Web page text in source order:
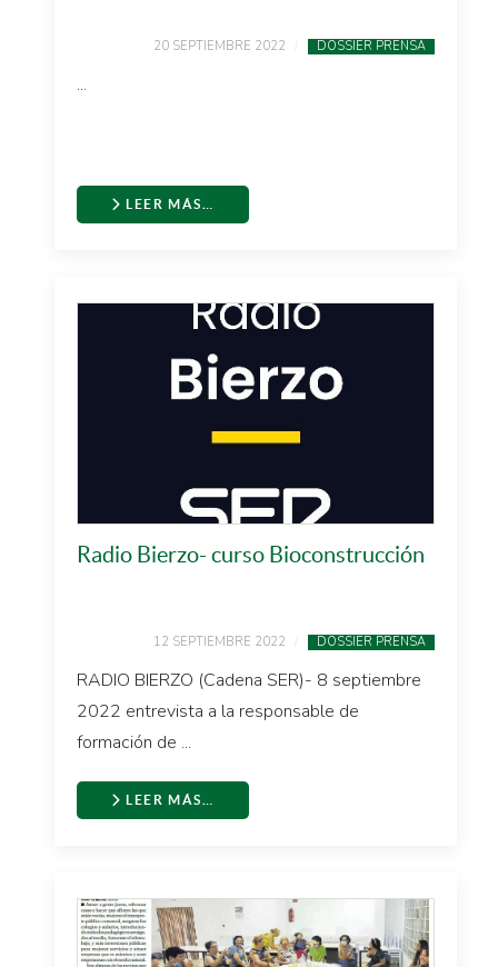
20 SEPTIEMBRE 2022 DOSSIER PRENSA
...
LEER MÁS…
Radio Bierzo- curso Bioconstrucción
12 SEPTIEMBRE 2022 DOSSIER PRENSA
RADIO BIERZO (Cadena SER)- 8 septiembre
2022 entrevista a la responsable de
formación de ...
LEER MÁS…